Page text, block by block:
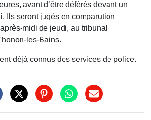
avant d’être déférés devant un
Ils seront jugés en comparution
midi de jeudi, au tribunal
les-Bains.
déjà connus des services de police.